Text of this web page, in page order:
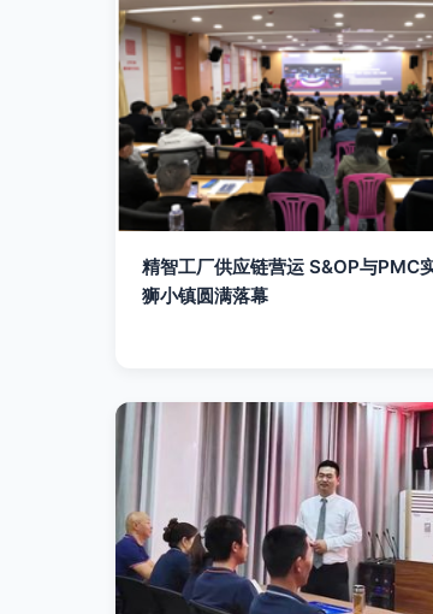
精智工厂供应链营运 S&OP与PMC
狮小镇圆满落幕